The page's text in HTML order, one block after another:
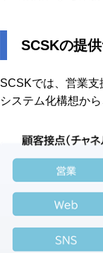
SCSKの提
SCSKでは、営業
システム化構想か